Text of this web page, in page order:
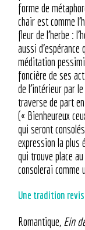
forme de
chair est comme
fleur de l’herbe :
aussi d’espérance
méditation
foncière de ses
de l’intérieur par
traverse de part
(« Bienheureux
qui seront
expression la plus
qui trouve place
consolerai comme
Une tradition
Romantique, Ein